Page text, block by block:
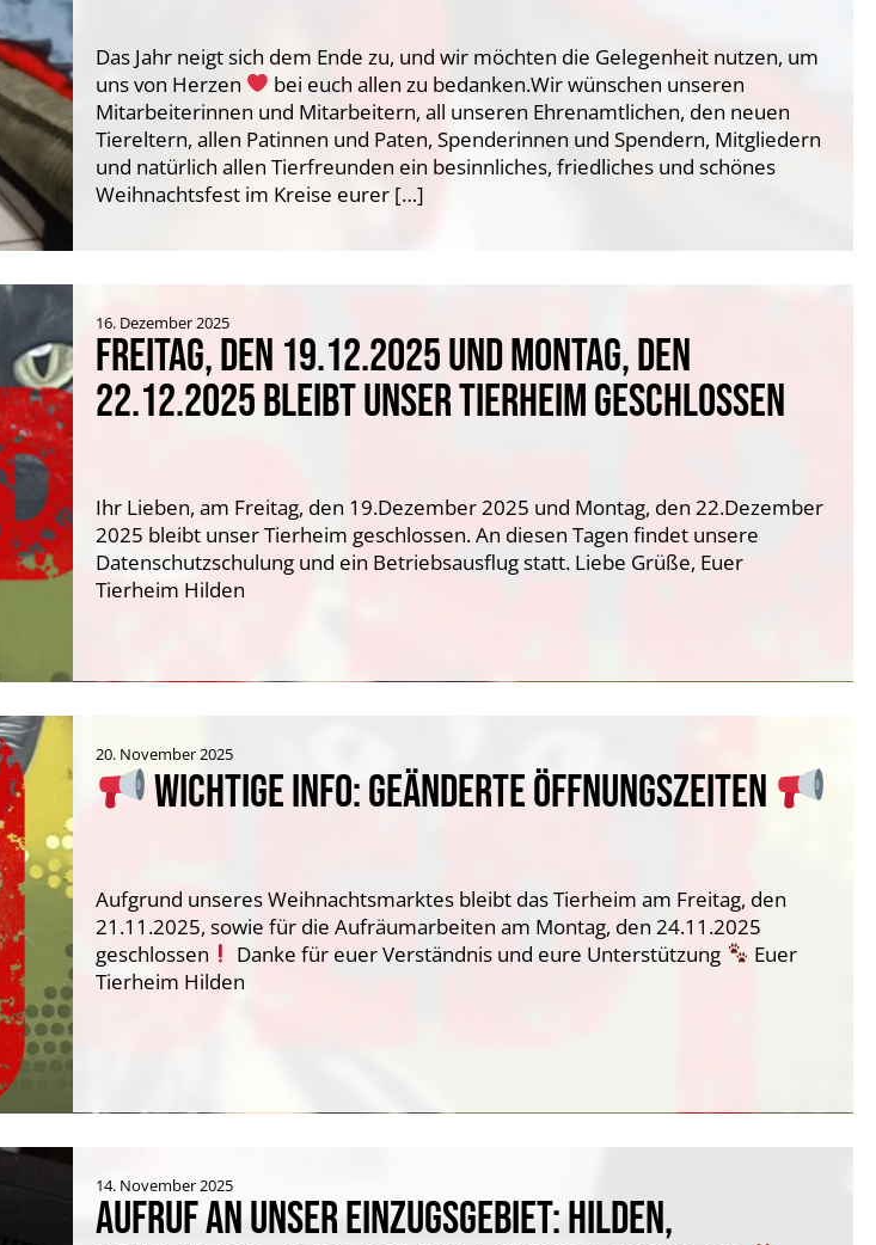
Das Jahr neigt sich dem Ende zu, und wir möchten die Gelegenheit nutzen, um
uns von Herzen
bei euch allen zu bedanken.Wir wünschen unseren
Mitarbeiterinnen und Mitarbeitern, all unseren Ehrenamtlichen, den neuen
Tiereltern, allen Patinnen und Paten, Spenderinnen und Spendern, Mitgliedern
und natürlich allen Tierfreunden ein besinnliches, friedliches und schönes
Weihnachtsfest im Kreise eurer […]
16. Dezember 2025
FREITAG, DEN 19.12.2025 UND MONTAG, DEN
22.12.2025 BLEIBT UNSER TIERHEIM GESCHLOSSEN
Ihr Lieben, am Freitag, den 19.Dezember 2025 und Montag, den 22.Dezember
2025 bleibt unser Tierheim geschlossen. An diesen Tagen findet unsere
Datenschutzschulung und ein Betriebsausflug statt. Liebe Grüße, Euer
Tierheim Hilden
20. November 2025
WICHTIGE INFO: GEÄNDERTE ÖFFNUNGSZEITEN
Aufgrund unseres Weihnachtsmarktes bleibt das Tierheim am Freitag, den
21.11.2025, sowie für die Aufräumarbeiten am Montag, den 24.11.2025
geschlossen
Danke für euer Verständnis und eure Unterstützung
Euer
Tierheim Hilden
14. November 2025
AUFRUF AN UNSER EINZUGSGEBIET: HILDEN,